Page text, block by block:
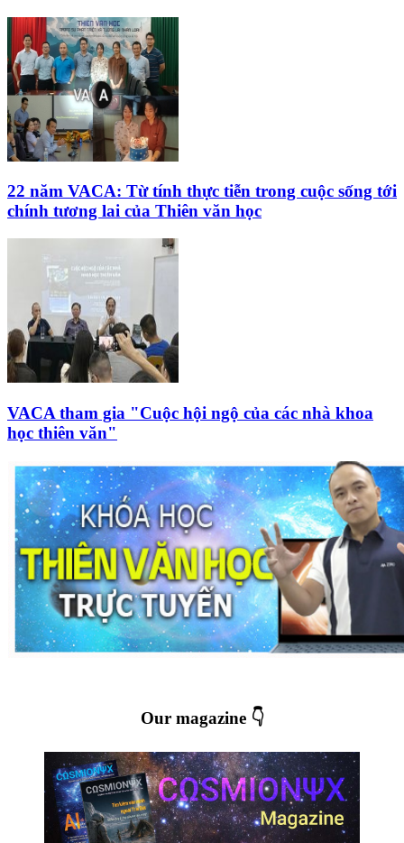
22 năm VACA: Từ tính thực tiễn trong cuộc sống tới
chính tương lai của Thiên văn học
VACA tham gia "Cuộc hội ngộ của các nhà khoa
học thiên văn"
Our magazine 👇